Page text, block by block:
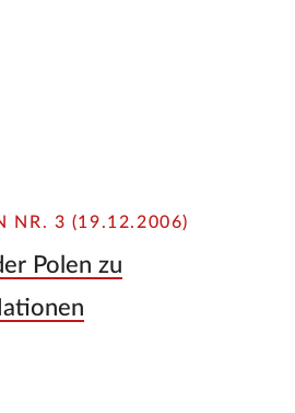
NR. 3 (19.12.2006)
Polen zu